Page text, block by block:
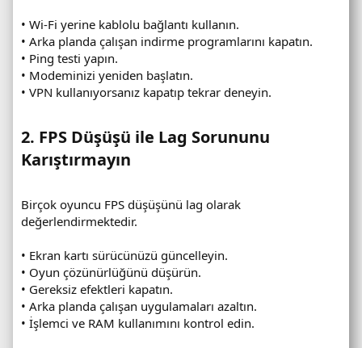
• Wi-Fi yerine kablolu bağlantı kullanın.
• Arka planda çalışan indirme programlarını kapatın.
• Ping testi yapın.
• Modeminizi yeniden başlatın.
• VPN kullanıyorsanız kapatıp tekrar deneyin.
2. FPS Düşüşü ile Lag Sorununu
Karıştırmayın​
Birçok oyuncu FPS düşüşünü lag olarak
değerlendirmektedir.
• Ekran kartı sürücünüzü güncelleyin.
• Oyun çözünürlüğünü düşürün.
• Gereksiz efektleri kapatın.
• Arka planda çalışan uygulamaları azaltın.
• İşlemci ve RAM kullanımını kontrol edin.